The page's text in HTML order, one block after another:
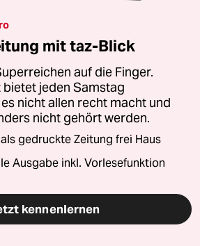
mit taz-Blick
auf die Finger.
bietet jeden Samstag
nicht allen recht macht und
nicht gehört werden.
gedruckte Zeitung frei Haus
Ausgabe inkl. Vorlesefunktion
kennenlernen